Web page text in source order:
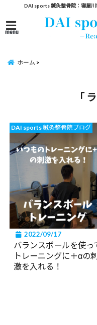
DAI sports 鍼灸整骨院：寝屋
menu
ホーム
「
DAI sports 鍼灸整骨院ブログ
2022/09/17
バランスボールを使っ
トレーニングに＋αの刺
激を入れる！